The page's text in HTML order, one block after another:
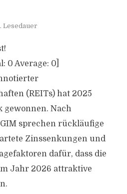
Lesedauer
0 Average: 0]
(REITs) hat 2025
gewonnen. Nach
sprechen rückläufige
Zinssenkungen und
dafür, dass die
Jahr 2026 attraktive